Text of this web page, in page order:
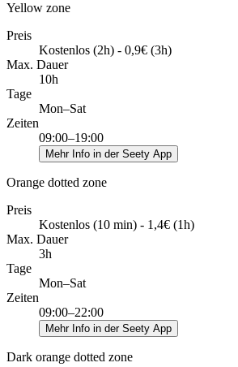
Yellow zone
Preis
Kostenlos (2h) - 0,9€ (3h)
Max. Dauer
10h
Tage
Mon–Sat
Zeiten
09:00–19:00
Mehr Info in der Seety App
Orange dotted zone
Preis
Kostenlos (10 min) - 1,4€ (1h)
Max. Dauer
3h
Tage
Mon–Sat
Zeiten
09:00–22:00
Mehr Info in der Seety App
Dark orange dotted zone